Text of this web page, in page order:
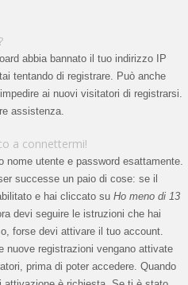
abbia bannato il tuo indirizzo IP
tentando di registrare. Può anche
ai nuovi visitatori di registrarsi.
assistenza.
a connettermi!
nome utente e password esattamente.
successe un paio di cose: se il
e hai cliccato su Ho meno di 13
devi seguire le istruzioni che hai
forse devi attivare il tuo account.
nuove registrazioni vengano attivate
prima di poter accedere. Quando